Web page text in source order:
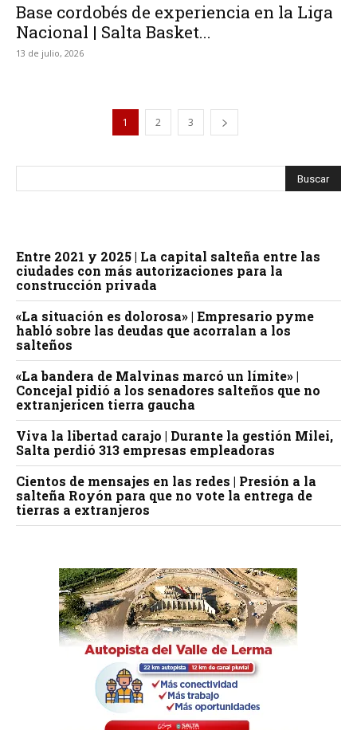
Base cordobés de experiencia en la Liga
Nacional | Salta Basket...
13 de julio, 2026
1 2 3
Entre 2021 y 2025 | La capital salteña entre las
ciudades con más autorizaciones para la
construcción privada
«La situación es dolorosa» | Empresario pyme
habló sobre las deudas que acorralan a los
salteños
«La bandera de Malvinas marcó un límite» |
Concejal pidió a los senadores salteños que no
extranjericen tierra gaucha
Viva la libertad carajo | Durante la gestión Milei,
Salta perdió 313 empresas empleadoras
Cientos de mensajes en las redes | Presión a la
salteña Royón para que no vote la entrega de
tierras a extranjeros